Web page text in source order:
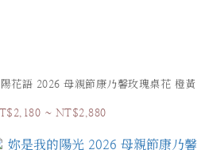
花語 2026 母親節康乃馨玫瑰桌花 橙黃
~ NT$2,880